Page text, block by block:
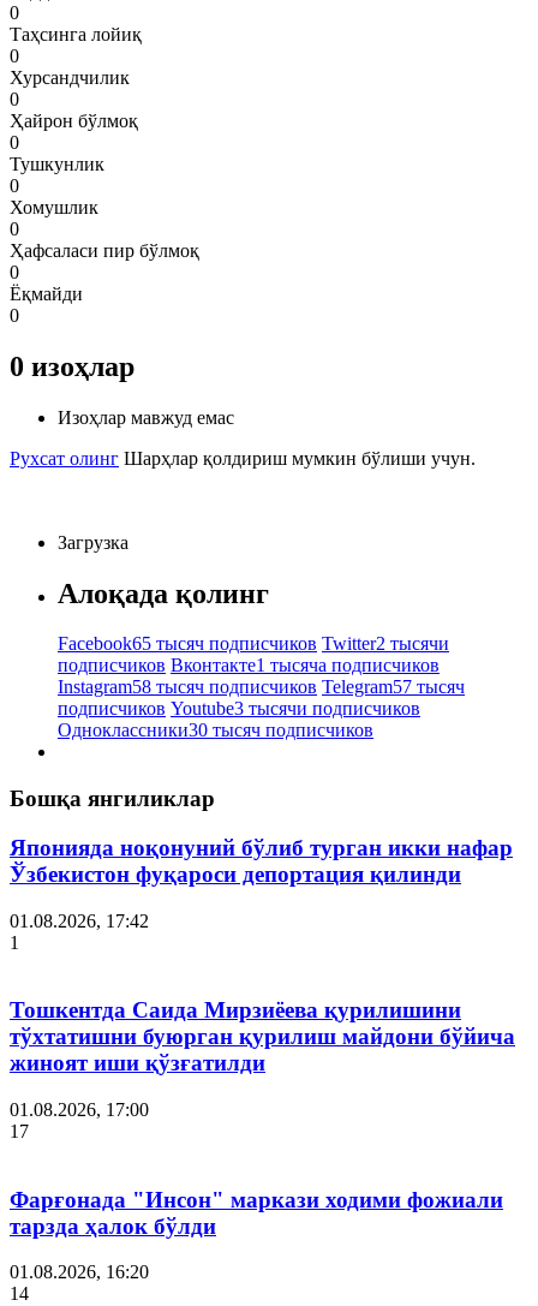
0
Таҳсинга лойиқ
0
Хурсандчилик
0
Ҳайрон бўлмоқ
0
Тушкунлик
0
Хомушлик
0
Ҳафсаласи пир бўлмоқ
0
Ёқмайди
0
0 изоҳлар
Изоҳлар мавжуд емас
Рухсат олинг Шарҳлар қолдириш мумкин бўлиши учун.
Загрузка
Алоқада қолинг
Facebook65 тысяч подписчиков Twitter2 тысячи
подписчиков Вконтакте1 тысяча подписчиков
Instagram58 тысяч подписчиков Telegram57 тысяч
подписчиков Youtube3 тысячи подписчиков
Одноклассники30 тысяч подписчиков
Бошқа янгиликлар
Японияда ноқонуний бўлиб турган икки нафар
Ўзбекистон фуқароси депортация қилинди
01.08.2026, 17:42
1
Тошкентда Саида Мирзиёева қурилишини
тўхтатишни буюрган қурилиш майдони бўйича
жиноят иши қўзғатилди
01.08.2026, 17:00
17
Фарғонада "Инсон" маркази ходими фожиали
тарзда ҳалок бўлди
01.08.2026, 16:20
14